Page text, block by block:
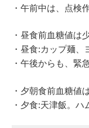
・午前中は、点検
・昼食前血糖値は
・昼食:カップ麺、
・午後からも、緊
・夕朝食前血糖値
・夕食:天津飯。ハ